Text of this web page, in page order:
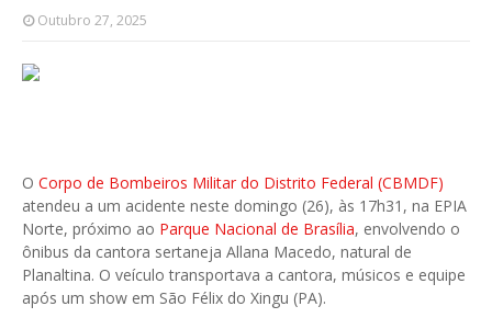
Outubro 27, 2025
O Corpo de Bombeiros Militar do Distrito Federal (CBMDF)
atendeu a um acidente neste domingo (26), às 17h31, na EPIA
Norte, próximo ao Parque Nacional de Brasília, envolvendo o
ônibus da cantora sertaneja Allana Macedo, natural de
Planaltina. O veículo transportava a cantora, músicos e equipe
após um show em São Félix do Xingu (PA).